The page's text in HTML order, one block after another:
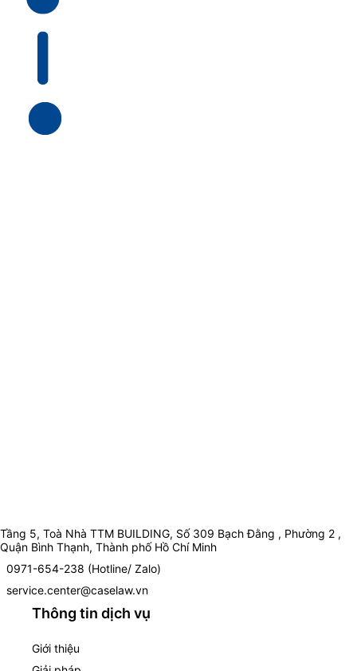
Tầng 5, Toà Nhà TTM BUILDING, Số 309 Bạch Đằng , Phường 2 ,
Quận Bình Thạnh, Thành phố Hồ Chí Minh
0971-654-238 (Hotline/ Zalo)
service.center@caselaw.vn
Thông tin dịch vụ
Giới thiệu